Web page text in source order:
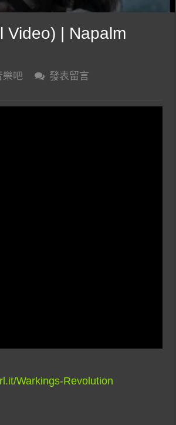
Video) | Napalm
樂吧
發表留言
Warkings-Revolution